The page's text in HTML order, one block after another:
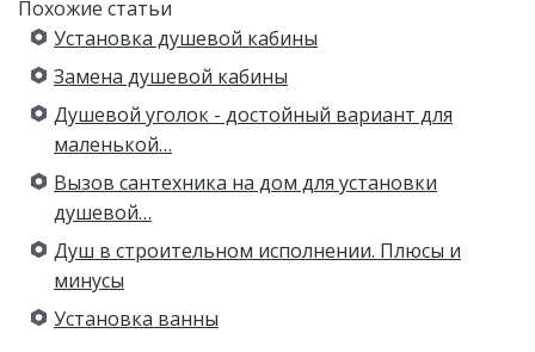
Похожие статьи
Установка душевой кабины
Замена душевой кабины
Душевой уголок - достойный вариант для
маленькой…
Вызов сантехника на дом для установки
душевой…
Душ в строительном исполнении. Плюсы и
минусы
Установка ванны